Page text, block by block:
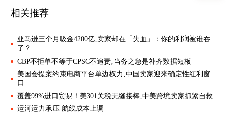
相关推荐
亚马逊三个月吸金4200亿‚卖家却在「失血」：你的利润被谁吞
了？
CBP不拒单不等于CPSC不追责‚当务之急是补齐数据短板
美国会提案约束电商平台单边权力‚中国卖家迎来确定性红利窗
口
覆盖99%进口贸易！美301关税无缝接棒‚中美跨境卖家抓紧自救
运河运力承压 航线成本上调